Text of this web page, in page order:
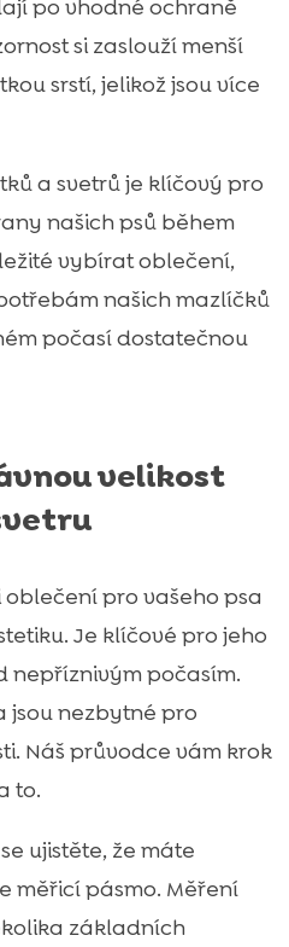
po vhodné ochraně
si zaslouží menší
srstí, jelikož jsou více
a svetrů je klíčový pro
našich psů během
vybírat oblečení,
našich mazlíčků
počasí dostatečnou
velikost
pro vašeho psa
Je klíčové pro jeho
nepříznivým počasím.
jsou nezbytné pro
Náš průvodce vám krok
to.
ujistěte, že máte
měřicí pásmo. Měření
základních